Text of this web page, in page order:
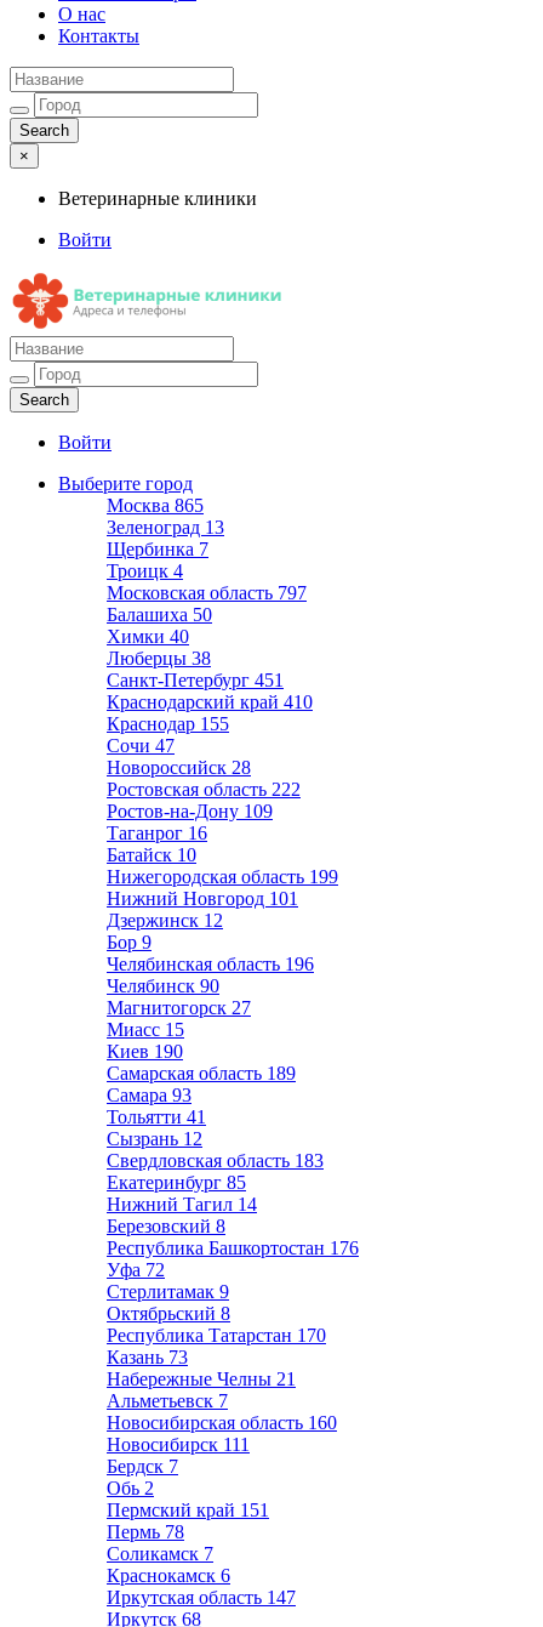
О нас
Контакты
×
Ветеринарные клиники
Войти
Ветеринарные клиники
Адреса и телефоны
Войти
Выберите город
Москва 865
Зеленоград 13
Щербинка 7
Троицк 4
Московская область 797
Балашиха 50
Химки 40
Люберцы 38
Санкт-Петербург 451
Краснодарский край 410
Краснодар 155
Сочи 47
Новороссийск 28
Ростовская область 222
Ростов-на-Дону 109
Таганрог 16
Батайск 10
Нижегородская область 199
Нижний Новгород 101
Дзержинск 12
Бор 9
Челябинская область 196
Челябинск 90
Магнитогорск 27
Миасс 15
Киев 190
Самарская область 189
Самара 93
Тольятти 41
Сызрань 12
Свердловская область 183
Екатеринбург 85
Нижний Тагил 14
Березовский 8
Республика Башкортостан 176
Уфа 72
Стерлитамак 9
Октябрьский 8
Республика Татарстан 170
Казань 73
Набережные Челны 21
Альметьевск 7
Новосибирская область 160
Новосибирск 111
Бердск 7
Обь 2
Пермский край 151
Пермь 78
Соликамск 7
Краснокамск 6
Иркутская область 147
Иркутск 68